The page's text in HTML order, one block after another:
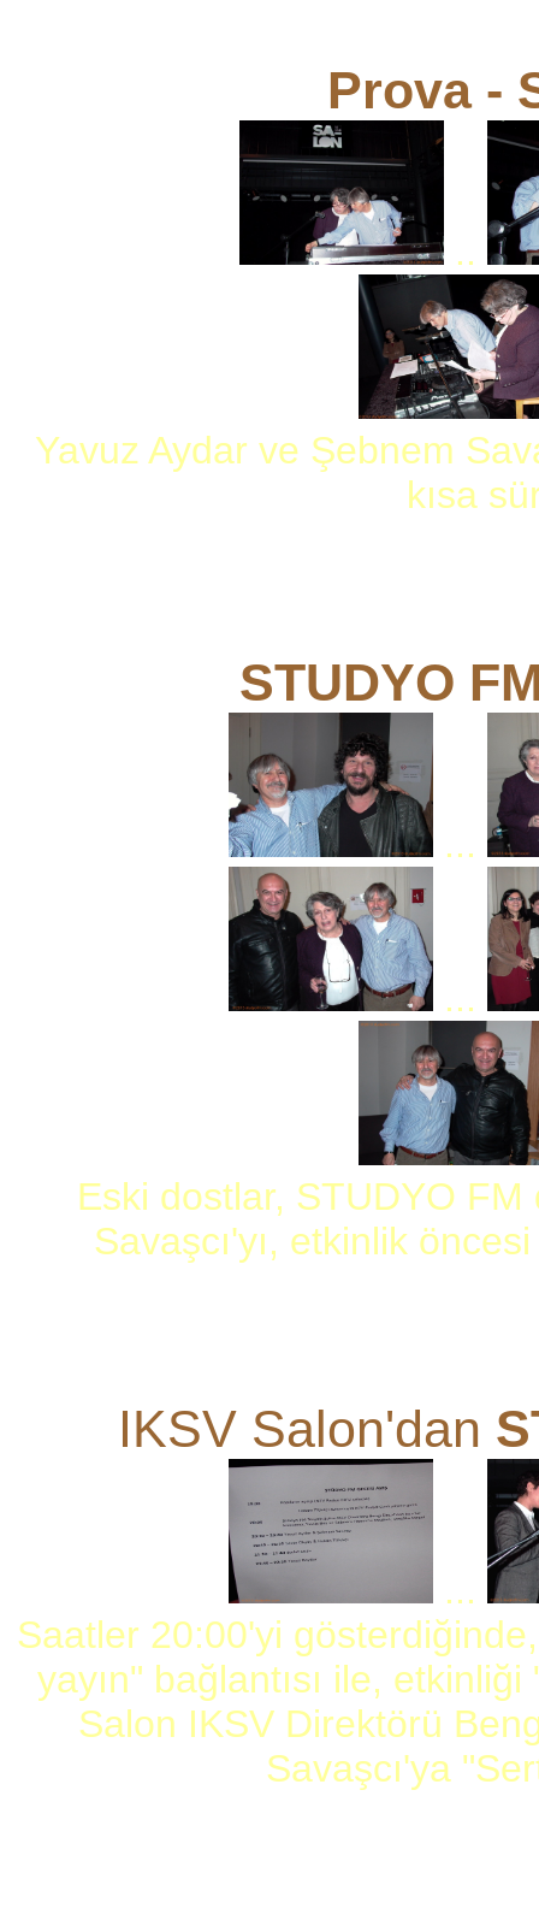
Prova -
..
Yavuz Aydar ve Şebnem
kısa
STUDYO
...
...
Eski dostlar, STUDYO FM
Savaşcı'yı, etkinlik
IKSV Salon'dan
...
Saatler 20:00'yi
yayın" bağlantısı ile,
Salon IKSV Direktörü
Savaşcı'ya